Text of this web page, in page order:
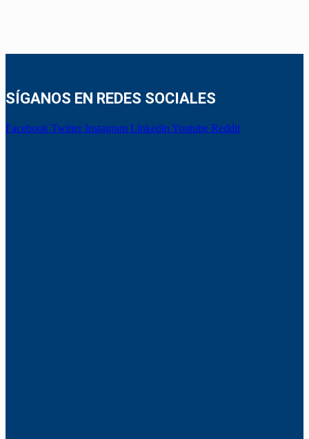
SÍGANOS EN REDES SOCIALES
Facebook Twitter Instagram Linkedin Youtube Reddit